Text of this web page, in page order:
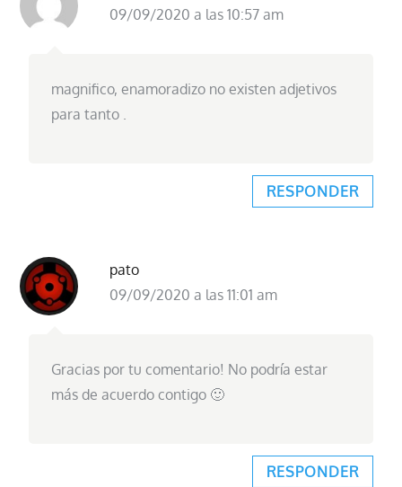
09/09/2020 a las 10:57 am
magnifico, enamoradizo no existen adjetivos
para tanto .
RESPONDER
pato
09/09/2020 a las 11:01 am
Gracias por tu comentario! No podría estar
más de acuerdo contigo 🙂
RESPONDER